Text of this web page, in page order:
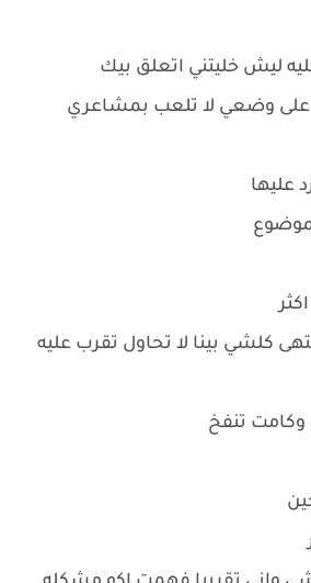
ليش خليتني اتعلق بيك
على وضعي لا تلعب بمشاعري
عليها
كلشي بينا لا تحاول تقرب عليه
وكامت تنفخ